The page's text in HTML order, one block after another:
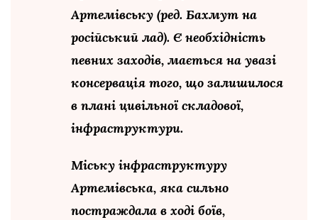
Артемівську (ред. Бахмут на
російський лад). Є необхідність
певних заходів, мається на увазі
консервація того, що залишилося
в плані цивільної складової,
інфраструктури.
Міську інфраструктуру
Артемівська, яка сильно
постраждала в ході боїв,